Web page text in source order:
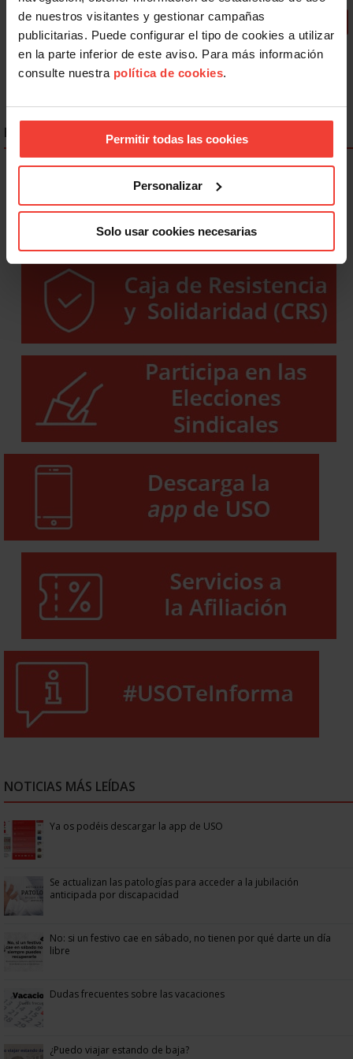
de nuestros visitantes y gestionar campañas
publicitarias. Puede configurar el tipo de cookies a utilizar
en la parte inferior de este aviso. Para más información
consulte nuestra política de cookies.
Permitir todas las cookies
Personalizar
Solo usar cookies necesarias
« Primero Anterior 5 6 7
10
12 Siguiente
ENLACES DESTACADOS
NOTICIAS MÁS LEÍDAS
Ya os podéis descargar la app de USO
Se actualizan las patologías para acceder a la jubilación
anticipada por discapacidad
No: si un festivo cae en sábado, no tienen por qué darte un día
libre
Dudas frecuentes sobre las vacaciones
¿Puedo viajar estando de baja?